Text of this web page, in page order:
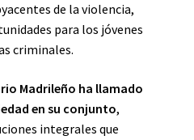
de la violencia,
para los jóvenes
criminales.
Madrileño ha llamado
en su conjunto,
integrales que